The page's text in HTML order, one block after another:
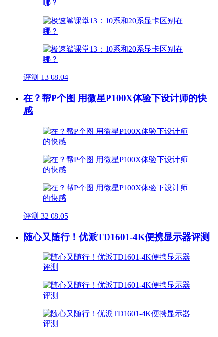
评测 13 08.04
在？帮P个图 用微星P100X体验下设计师的快
感
评测 32 08.05
随心又随行！优派TD1601-4K便携显示器评测